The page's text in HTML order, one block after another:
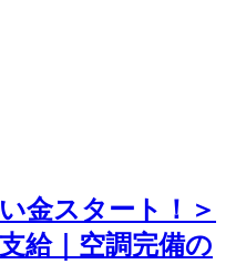
金スタート！＞
給｜空調完備の